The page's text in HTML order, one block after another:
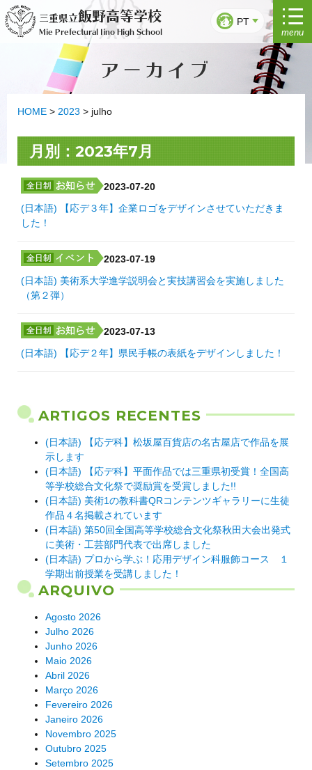
Saltar
para
三重県立飯野高等学校
Mie Prefectural Iino High School
PT
menu
アーカイブ
HOME > 2023 > julho
月別：2023年7月
2023-07-20
(日本語) 【応デ３年】企業ロゴをデザインさせていただきま
した！
2023-07-19
(日本語) 美術系大学進学説明会と実技講習会を実施しました
（第２弾）
2023-07-13
(日本語) 【応デ２年】県民手帳の表紙をデザインしました！
ARTIGOS RECENTES
(日本語) 【応デ科】松坂屋百貨店の名古屋店で作品を展
示します
(日本語) 【応デ科】平面作品では三重県初受賞！全国高
等学校総合文化祭で奨励賞を受賞しました!!
(日本語) 美術1の教科書QRコンテンツギャラリーに生徒
作品４名掲載されています
(日本語) 第50回全国高等学校総合文化祭秋田大会出発式
に美術・工芸部門代表で出席しました
(日本語) プロから学ぶ！応用デザイン科服飾コース １
学期出前授業を受講しました！
ARQUIVO
Agosto 2026
Julho 2026
Junho 2026
Maio 2026
Abril 2026
Março 2026
Fevereiro 2026
Janeiro 2026
Novembro 2025
Outubro 2025
Setembro 2025